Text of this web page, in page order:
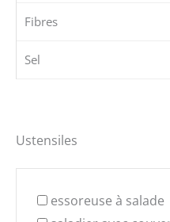
Fibres
Sel
Ustensiles
essoreuse à salade